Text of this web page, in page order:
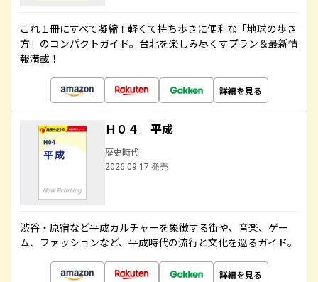
これ１冊にすべて凝縮！軽くて持ち歩きに便利な「地球の歩き
方」のコンパクトガイド。台北を楽しみ尽くすプラン＆最新情
報満載！
詳細を見る
Ｈ０４ 平成
歴史時代
2026.09.17 発売
渋谷・原宿など平成カルチャーを象徴する街や、音楽、ゲー
ム、ファッションなど、平成時代の流行と文化を巡るガイド。
詳細を見る